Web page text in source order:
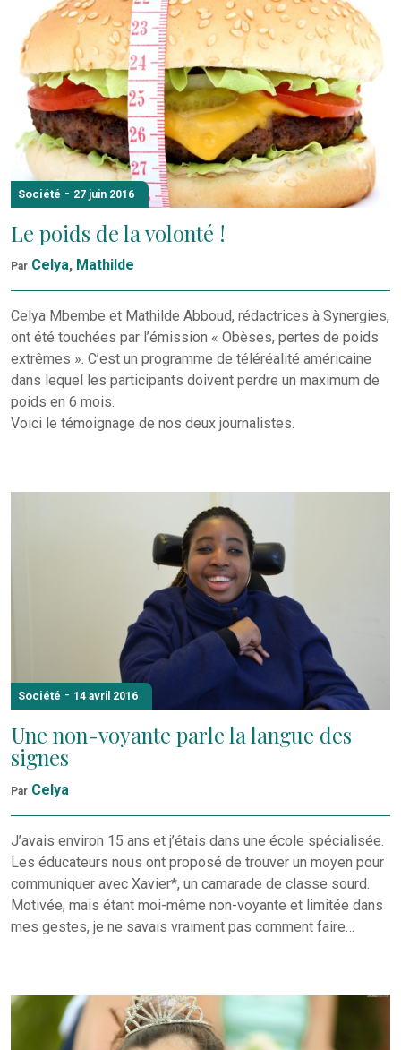
Société - 27 juin 2016
Le poids de la volonté !
Par Celya, Mathilde
Celya Mbembe et Mathilde Abboud, rédactrices à Synergies,
ont été touchées par l’émission « Obèses, pertes de poids
extrêmes ». C’est un programme de téléréalité américaine
dans lequel les participants doivent perdre un maximum de
poids en 6 mois.
Voici le témoignage de nos deux journalistes.
Société - 14 avril 2016
Une non-voyante parle la langue des
signes
Par Celya
J’avais environ 15 ans et j’étais dans une école spécialisée.
Les éducateurs nous ont proposé de trouver un moyen pour
communiquer avec Xavier*, un camarade de classe sourd.
Motivée, mais étant moi-même non-voyante et limitée dans
mes gestes, je ne savais vraiment pas comment faire…